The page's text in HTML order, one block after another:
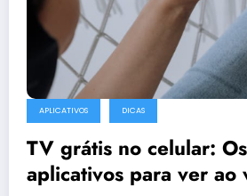
APLICATIVOS DICAS
TV grátis no celular:
aplicativos para ver ao